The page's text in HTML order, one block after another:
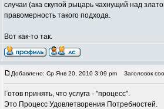
случаи (ака скупой рыцарь чахнущий над
правомерность такого подхода.
Вот как-то так.
Добавлено: Ср Янв 20, 2010 3:09 pm Заголовок
Готов принять, что услуга - "процесс".
Это Процесс Удовлетворения Потребностей.